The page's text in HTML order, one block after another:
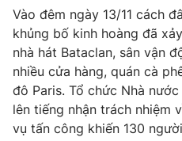
Hậu trường
Nhân vật
Khán giả
Giải sao mai
Giải trí
Điện ảnh
Âm nhạc
Sao
Đời sống
Du lịch
Làm đẹp
Giáo dục
Tuyển sinh
Vào đêm ngày 13/11 cách
khủng bố kinh hoàng đã
nhà hát Bataclan, sân vận
nhiều cửa hàng, quán cà
đô Paris. Tổ chức Nhà
lên tiếng nhận trách nhiệm
vụ tấn công khiến 130